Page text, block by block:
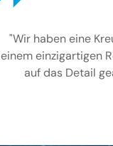
"Wir haben eine
einem einzigartigen
auf das Detail